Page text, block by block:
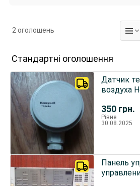
2 оголошень
Стандартні оголошення
350 грн.
Датчик
воздуха
Рівне
30.08.2025
Панель